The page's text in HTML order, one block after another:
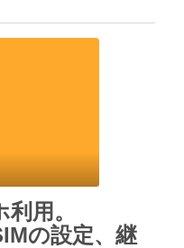
用。
の設定、継